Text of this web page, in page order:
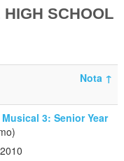
SCHOOL
Nota ↑
3: Senior Year